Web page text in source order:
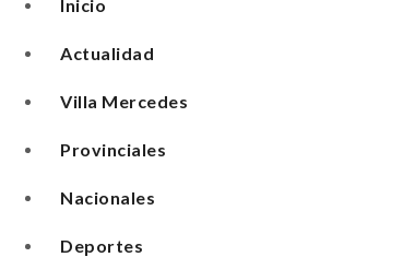
Inicio
Actualidad
Villa Mercedes
Provinciales
Nacionales
Deportes